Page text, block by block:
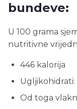
bundeve:
U 100 grama
nutritivne
446 kalorija
Ugljikohidrati:
Od toga